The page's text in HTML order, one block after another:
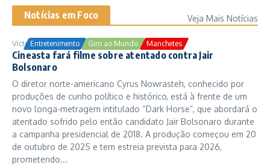
Notícias em Foco Veja Mais Notícias
Entretenimento Giro ao Mundo Manchetes
Victor Samuel 24/10/2025
Cineasta fará filme sobre atentado contra Jair
Bolsonaro
O diretor norte-americano Cyrus Nowrasteh, conhecido por
produções de cunho político e histórico, está à frente de um
novo longa-metragem intitulado “Dark Horse”, que abordará o
atentado sofrido pelo então candidato Jair Bolsonaro durante
a campanha presidencial de 2018. A produção começou em 20
de outubro de 2025 e tem estreia prevista para 2026,
prometendo...